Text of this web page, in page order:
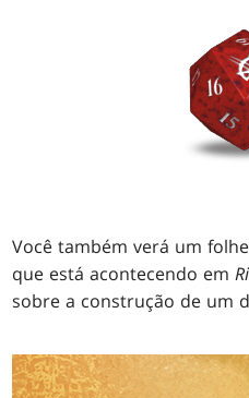
Você também verá um
que está acontecendo em
sobre a construção de um